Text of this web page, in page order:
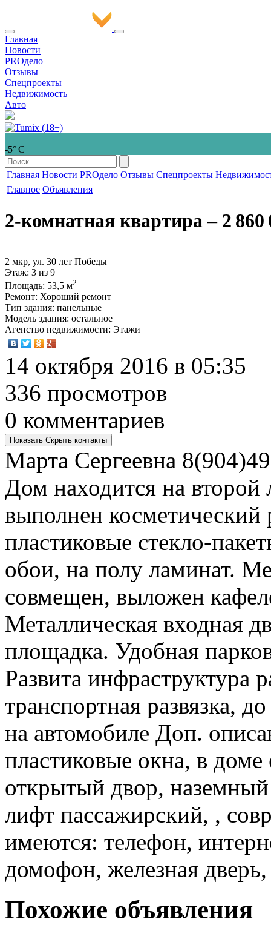
Главная
Новости
PROдело
Отзывы
Спецпроекты
Недвижимость
Авто
-5° С
Главная Новости PROдело Отзывы Спецпроекты
Главное Объявления
2-комнатная квартира‒ 2 860
2 мкр, ул. 30 лет Победы
Этаж: 3 из 9
Площадь: 53,5 м2
Ремонт: Хороший ремонт
Тип здания: панельные
Модель здания: остальное
Агенство недвижимости: Этажи
14 октября 2016 в 05:35
336 просмотров
0 комментариев
Показать Скрыть контакты
Марта Сергеевна
Дом находится на второй
выполнен косметический
пластиковые стекло-
обои, на полу ламинат.
совмещен, выложен
Металлическая входная
площадка. Удобная
Развита инфраструктура
транспортная развязка,
на автомобиле Доп.
пластиковые окна, в доме
открытый двор, наземный
лифт пассажирский, ,
имеются: телефон,
домофон, железная
Похожие объявления